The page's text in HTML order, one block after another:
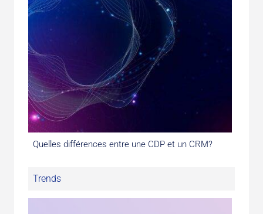
Quelles différences entre une CDP et un CRM?
Trends